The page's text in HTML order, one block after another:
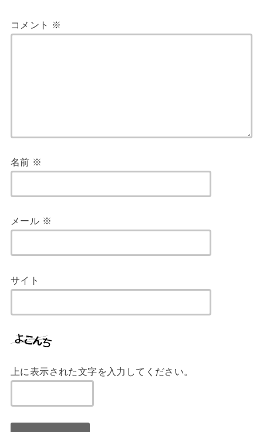
コメント ※
名前 ※
メール ※
サイト
上に表示された文字を入力してください。